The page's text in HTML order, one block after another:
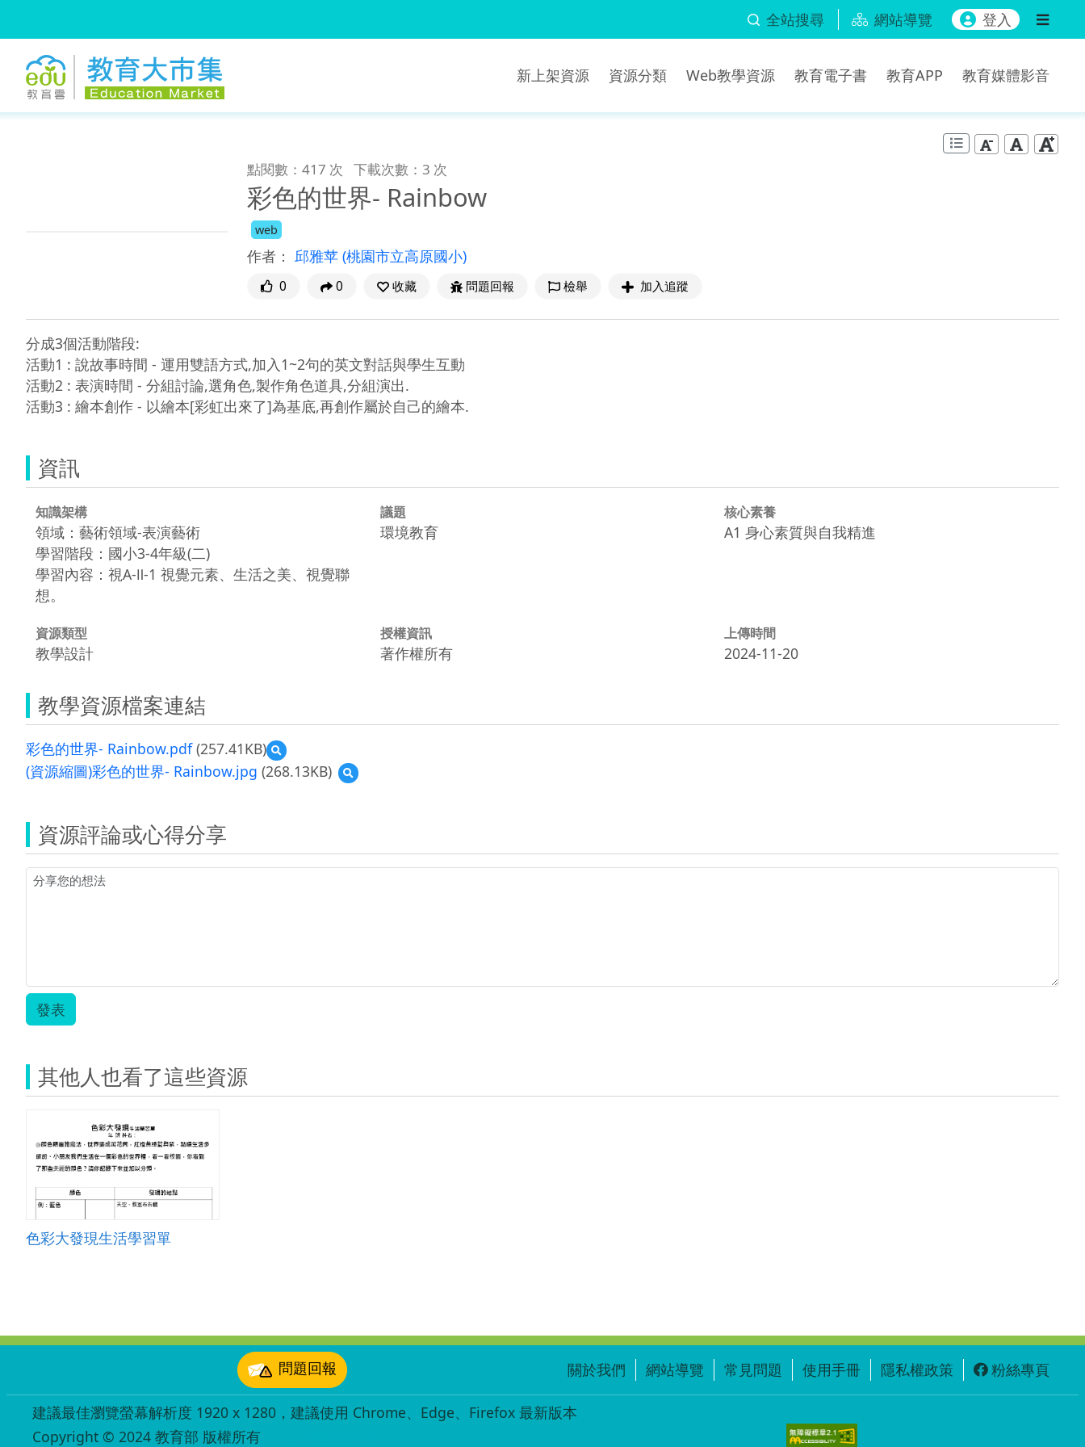
全站搜尋 網站導覽 登入
新上架資源 資源分類 Web教學資源 教育電子書 教育APP 教育媒體影音
點閱數：417 次 下載次數：3 次
彩色的世界- Rainbow
web
作者： 邱雅苹 (桃園市立高原國小)
0 0 收藏 問題回報 檢舉 加入追蹤
分成3個活動階段:
活動1 : 說故事時間 - 運用雙語方式,加入1~2句的英文對話與學生互動
活動2 : 表演時間 - 分組討論,選角色,製作角色道具,分組演出.
資訊
知識架構
領域：藝術領域-表演藝術
學習階段：國小3-4年級(二)
學習內容：視A-Ⅱ-1 視覺元素、生活之美、視覺聯
想。
議題
環境教育
核心素養
A1 身心素質與自我精進
資源類型
教學設計
授權資訊
著作權所有
上傳時間
2024-11-20
教學資源檔案連結
彩色的世界- Rainbow.pdf(257.41KB)
預
覽
彩
Rainbow.pdf
(資源縮圖)彩色的世界- Rainbow.jpg (268.13KB)
預
覽
彩
資源評論或心得分享
發表
其他人也看了這些資源
色彩大發現生活學習單
問題回報 關於我們 網站導覽 常見問題 使用手冊 隱私權政策 粉絲專頁
建議最佳瀏覽螢幕解析度 1920 x 1280，建議使用 Chrome、Edge、Firefox 最新版本
Copyright © 2024 教育部 版權所有